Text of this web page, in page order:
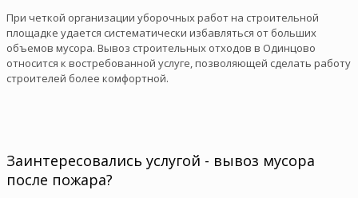
При четкой организации уборочных работ на строительной
площадке удается систематически избавляться от больших
объемов мусора. Вывоз строительных отходов в Одинцово
относится к востребованной услуге, позволяющей сделать работу
строителей более комфортной.
Заинтересовались услугой - вывоз мусора
после пожара?